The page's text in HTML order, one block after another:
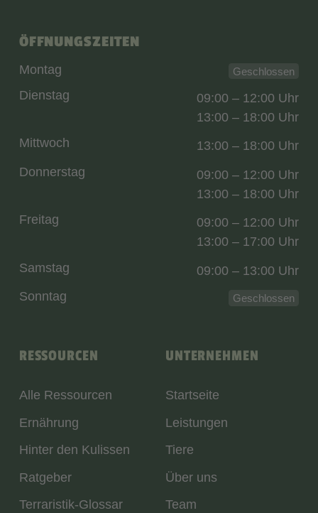
RESSOURCEN
Alle Ressourcen
Ernährung
Hinter den Kulissen
Ratgeber
Terraristik-Glossar
UNTERNEHMEN
Startseite
Leistungen
Tiere
Über uns
Team
ÖFFNUNGSZEITEN
Montag Geschlossen
Dienstag
09:00 – 12:00 Uhr
13:00 – 18:00 Uhr
Mittwoch
13:00 – 18:00 Uhr
Donnerstag
09:00 – 12:00 Uhr
13:00 – 18:00 Uhr
Freitag
09:00 – 12:00 Uhr
13:00 – 17:00 Uhr
Samstag
09:00 – 13:00 Uhr
Sonntag
Geschlossen